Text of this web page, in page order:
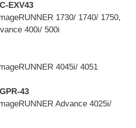
EXV43
1730/ 1740/ 1750,
400i/ 500i
4045i/ 4051
43
Advance 4025i/